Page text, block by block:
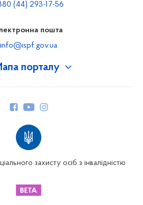
порталу
(44) 293-17-56
пошта
info@ispf.gov.ua
захисту осіб з інвалідністю